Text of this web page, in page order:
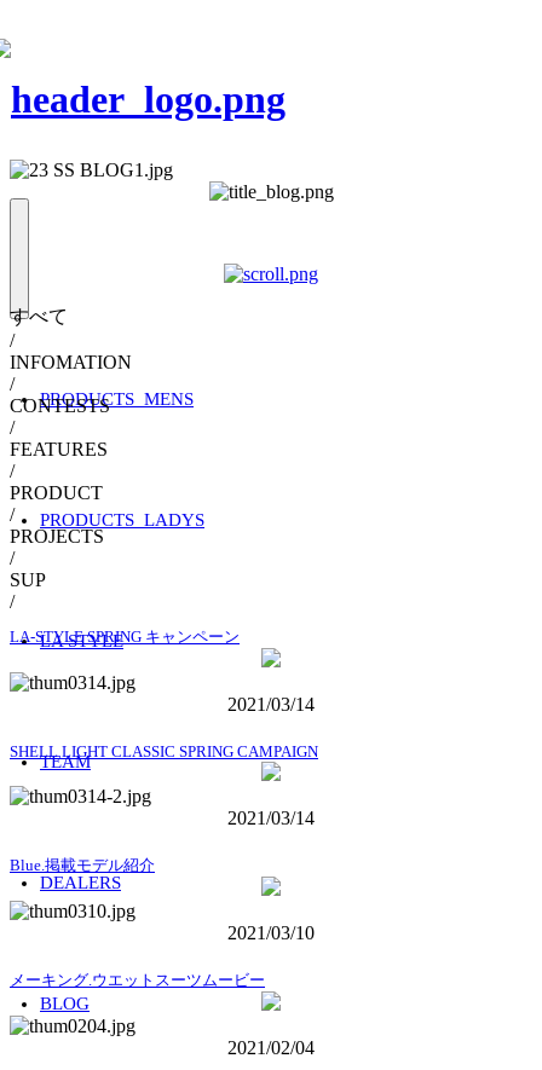
PRODUCTS_MENS
PRODUCTS_LADYS
LA STYLE
TEAM
DEALERS
BLOG
すべて
/
INFOMATION
/
CONTESTS
/
FEATURES
/
PRODUCT
/
PROJECTS
/
SUP
/
LA-STYLE SPRING キャンペーン
2021/03/14
SHELL LIGHT CLASSIC SPRING CAMPAIGN
2021/03/14
Blue.掲載モデル紹介
2021/03/10
メーキング.ウエットスーツムービー
2021/02/04